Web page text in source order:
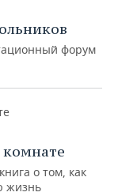
форум
о том, как
жизнь